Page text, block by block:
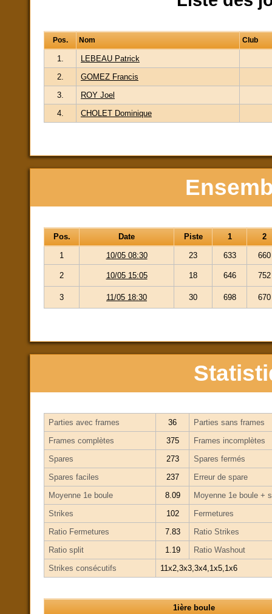
Pos. Nom Club
1.
LEBEAU Patrick
2.
GOMEZ Francis
3.
ROY Joel
4.
CHOLET Dominique
Pos. Date Piste 1 2
1 10/05 08:30 23 633 660
2 10/05 15:05 18 646 752
3 11/05 18:30 30 698 670
Parties avec frames 36
Parties sans frames
Frames complètes
375
Frames incomplètes
Spares
273
Spares fermés
Spares faciles
237
Erreur de spare
Moyenne 1e boule
8.09
Moyenne 1e boule +
Strikes
102
Fermetures
Ratio Fermetures
7.83
Ratio Strikes
Ratio split
1.19
Ratio Washout
Strikes consécutifs
11x2,3x3,3x4,1x5,1x6
1ière boule